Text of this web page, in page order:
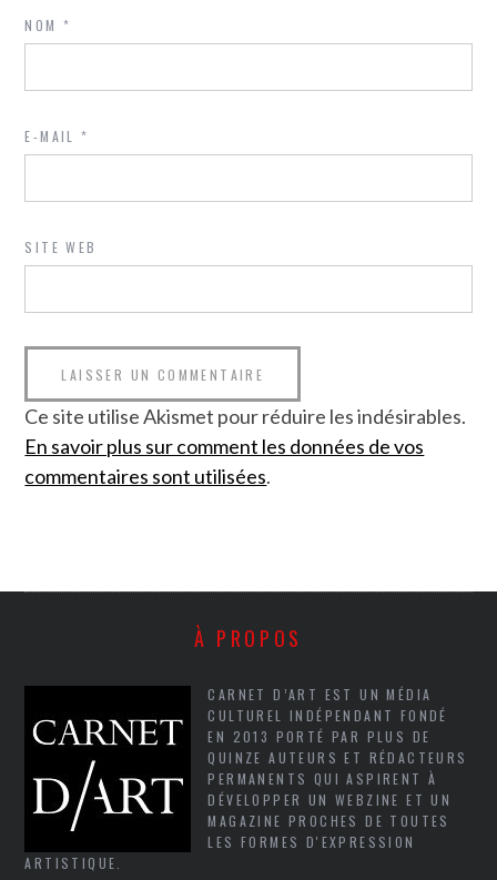
NOM*
E-MAIL*
SITE WEB
Ce site utilise Akismet pour réduire les indésirables.
En savoir plus sur comment les données de vos
commentaires sont utilisées.
À PROPOS
CARNET D’ART EST UN MÉDIA
CULTUREL INDÉPENDANT FONDÉ
EN 2013 PORTÉ PAR PLUS DE
QUINZE AUTEURS ET RÉDACTEURS
PERMANENTS QUI ASPIRENT À
DÉVELOPPER UN WEBZINE ET UN
MAGAZINE PROCHES DE TOUTES
LES FORMES D'EXPRESSION
ARTISTIQUE.